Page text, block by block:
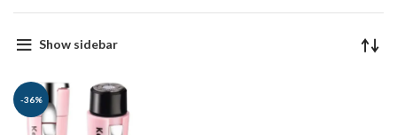
Show sidebar
-36%